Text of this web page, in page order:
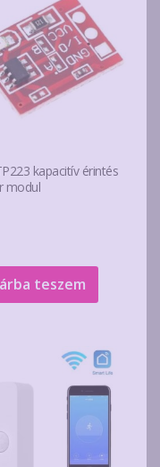
kapacitív érintés
modul
teszem